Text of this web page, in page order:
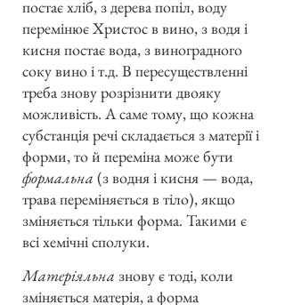
постає хліб, з дерева попіл, воду
перемінює Христос в вино, з водя і
кисня постає вода, з виноградного
соку вино і т.д. В пересуществленні
треба знову розрізнити двояку
можливість. А саме тому, що кожна
субстанція речі складається з матерії і
форми, то й переміна може бути
формальна (з водня і кисня — вода,
трава переміняється в тіло), якщо
зміняється тільки форма. Такими є
всі хемічні сполуки.
Матеріяльна знову є тоді, коли
зміняється матерія, а форма